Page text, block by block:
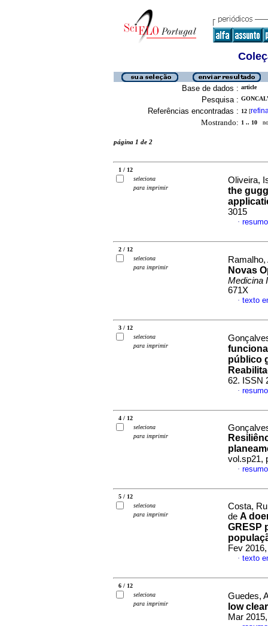
Base de dados : article
Pesquisa :
Referências encontradas : 12 [
Mostrando: 1 .. 10
página 1 de 2
1 / 12
seleciona
para imprimir
Oliveira,
the
3015
·
2 / 12
seleciona
para imprimir
Novas
Medicina
671X
· texto
3 / 12
seleciona
para imprimir
público
62. ISSN
·
4 / 12
seleciona
para imprimir
vol.sp21,
·
5 / 12
seleciona
para imprimir
Costa,
de A
GRESP
Fev
· texto
6 / 12
seleciona
para imprimir
Guedes,
low
Mar